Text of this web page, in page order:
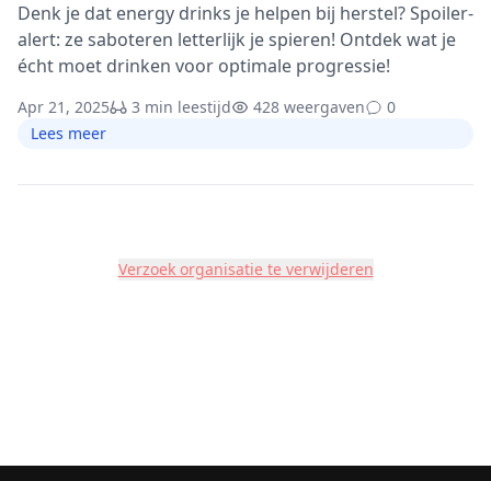
Denk je dat energy drinks je helpen bij herstel? Spoiler-
alert: ze saboteren letterlijk je spieren! Ontdek wat je
écht moet drinken voor optimale progressie!
Apr 21, 2025 3 min leestijd 428 weergaven
0
Lees meer
Verzoek organisatie te verwijderen